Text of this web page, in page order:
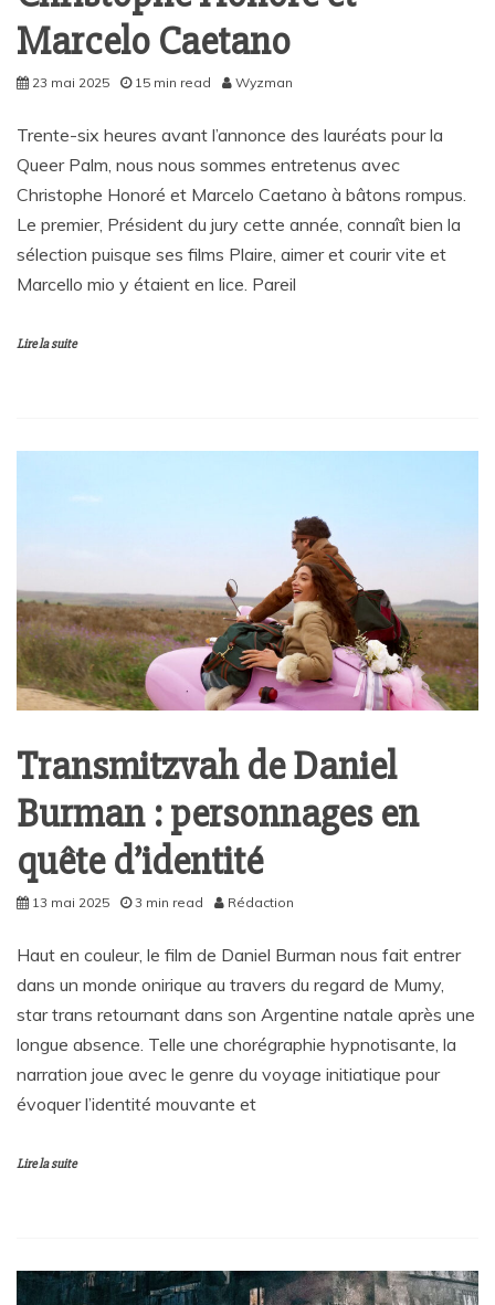
Marcelo Caetano
23 mai 2025 15 min read Wyzman
Trente-six heures avant l’annonce des lauréats pour la
Queer Palm, nous nous sommes entretenus avec
Christophe Honoré et Marcelo Caetano à bâtons rompus.
Le premier, Président du jury cette année, connaît bien la
sélection puisque ses films Plaire, aimer et courir vite et
Marcello mio y étaient en lice. Pareil
Lire la suite
Transmitzvah de Daniel
Burman : personnages en
quête d’identité
13 mai 2025 3 min read Rédaction
Haut en couleur, le film de Daniel Burman nous fait entrer
dans un monde onirique au travers du regard de Mumy,
star trans retournant dans son Argentine natale après une
longue absence. Telle une chorégraphie hypnotisante, la
narration joue avec le genre du voyage initiatique pour
évoquer l’identité mouvante et
Lire la suite